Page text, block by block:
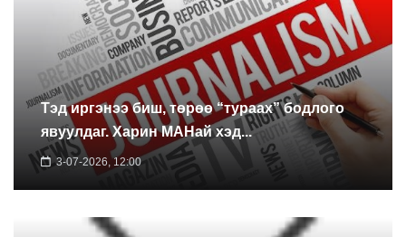
Тэд иргэнээ биш, төрөө “тураах” бодлого
явуулдаг. Харин МАНай хэд...
3-07-2026, 12:00